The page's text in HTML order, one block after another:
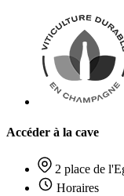
Accéder à la cave
2 place de
Horaires